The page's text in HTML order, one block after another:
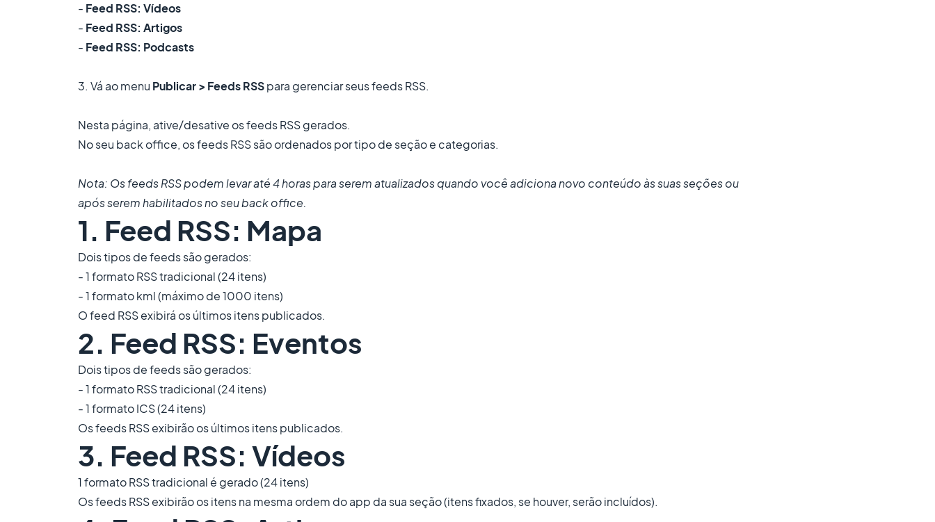
- Feed RSS: Vídeos
- Feed RSS: Artigos
- Feed RSS: Podcasts
3. Vá ao menu Publicar > Feeds RSSpara gerenciar seus feeds RSS.
Nesta página, ative/desative os feeds RSS gerados.
No seu back office, os feeds RSS são ordenados por tipo de seção e categorias.
Nota: Os feeds RSS podem levar até 4 horas para serem atualizados quando você adiciona novo conteúdo às suas seções ou
após serem habilitados no seu back office.
1. Feed RSS: Mapa
Dois tipos de feeds são gerados:
- 1 formato RSS tradicional (24 itens)
​- 1 formato kml (máximo de 1000 itens)
O feed RSS exibirá os últimos itens publicados.
2. Feed RSS: Eventos
Dois tipos de feeds são gerados:
- 1 formato RSS tradicional (24 itens)
​- 1 formato ICS (24 itens)
Os feeds RSS exibirão os últimos itens publicados.
3. Feed RSS: Vídeos
1 formato RSS tradicional é gerado (24 itens)
Os feeds RSS exibirão os itens na mesma ordem do app da sua seção (itens fixados, se houver, serão incluídos).